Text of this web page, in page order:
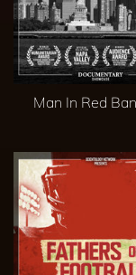
Man In Red